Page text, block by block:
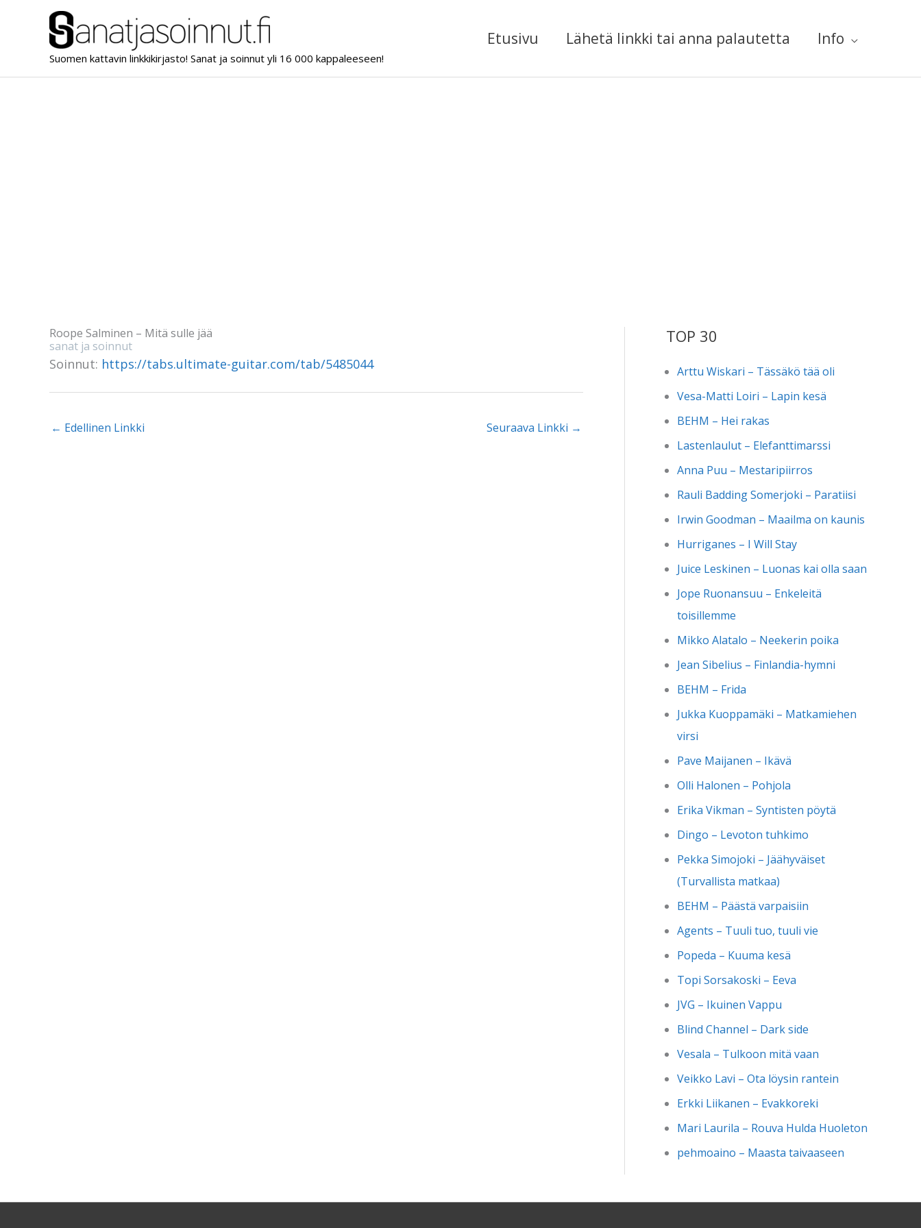
Suomen kattavin linkkikirjasto! Sanat ja soinnut yli 16 000 kappaleeseen!
Etusivu Lähetä linkki tai anna palautetta Info
Roope Salminen – Mitä sulle jää
sanat ja soinnut
Soinnut: https://tabs.ultimate-guitar.com/tab/5485044
← Edellinen Linkki Seuraava Linkki →
TOP 30
Arttu Wiskari – Tässäkö tää oli
Vesa-Matti Loiri – Lapin kesä
BEHM – Hei rakas
Lastenlaulut – Elefanttimarssi
Anna Puu – Mestaripiirros
Rauli Badding Somerjoki – Paratiisi
Irwin Goodman – Maailma on kaunis
Hurriganes – I Will Stay
Juice Leskinen – Luonas kai olla saan
Jope Ruonansuu – Enkeleitä
toisillemme
Mikko Alatalo – Neekerin poika
Jean Sibelius – Finlandia-hymni
BEHM – Frida
Jukka Kuoppamäki – Matkamiehen
virsi
Pave Maijanen – Ikävä
Olli Halonen – Pohjola
Erika Vikman – Syntisten pöytä
Dingo – Levoton tuhkimo
Pekka Simojoki – Jäähyväiset
(Turvallista matkaa)
BEHM – Päästä varpaisiin
Agents – Tuuli tuo, tuuli vie
Popeda – Kuuma kesä
Topi Sorsakoski – Eeva
JVG – Ikuinen Vappu
Blind Channel – Dark side
Vesala – Tulkoon mitä vaan
Veikko Lavi – Ota löysin rantein
Erkki Liikanen – Evakkoreki
Mari Laurila – Rouva Hulda Huoleton
pehmoaino – Maasta taivaaseen